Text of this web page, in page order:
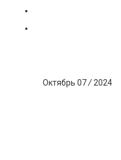
Октябрь 07/ 2024